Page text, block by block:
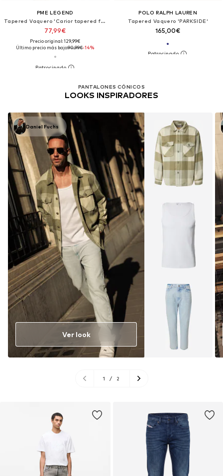
PME LEGEND
Tapered Vaquero 'Carior tapered fit jeans'
77,99€
Precio original: 129,99€
Último precio más bajo:90,99€-14%
POLO RALPH LAUREN
Tapered Vaquero 'PARKSIDE'
165,00€
PANTALONES CÓNICOS
LOOKS INSPIRADORES
Daniel Fuchs
Ver look
1 / 2